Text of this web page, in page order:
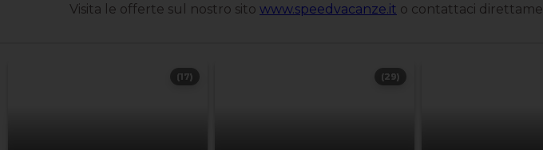
Visita le offerte sul nostro sito www.speedvacanze.it o contattaci
(17) (29)